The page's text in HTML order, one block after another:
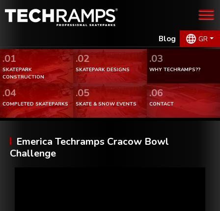
Blog GR
.01
SKATEPARK
CONSTRUCTION
.02
SKATEPARK DESIGNS
.03
WHY TECHRAMPS??
.04
COMPLETED SKATEPARKS
.05
SKATE & SNOW EVENTS
.06
CONTACT
Emerica Techramps Cracow Bowl
Challenge